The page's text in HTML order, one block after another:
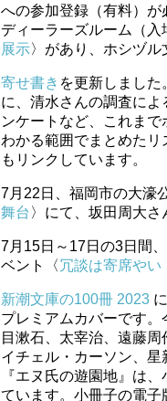
への参加登録（有料）が
ディーラーズルーム（
展示〉があり、ホシヅル
寄せ書き を更新しまし
に、清水さんの調査に
ンケートなど、これまで
わかる範囲でまとめたリ
もリンクしています。
7月22日、福岡市の大濠
舞台 〉にて、坂田周大さ
7月15日～17日の3日間
ベント〈冗談は寄席やい
新潮文庫の100冊 2023
プレミアムカバーです
目漱石、太宰治、遠藤
イチェル・カーソン、星
『エヌ氏の遊園地』は
ています。小冊子の電子